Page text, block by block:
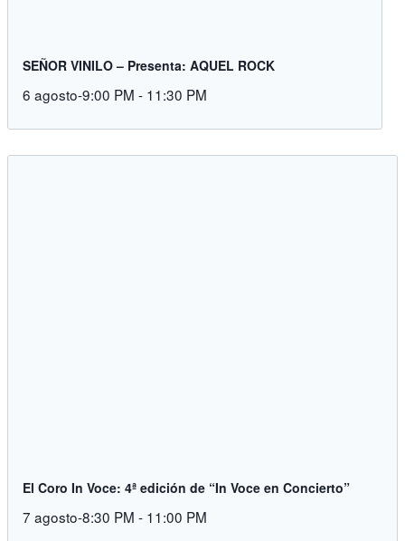
SEÑOR VINILO – Presenta: AQUEL ROCK
6 agosto-9:00 PM - 11:30 PM
El Coro In Voce: 4ª edición de “In Voce en Concierto”
7 agosto-8:30 PM - 11:00 PM